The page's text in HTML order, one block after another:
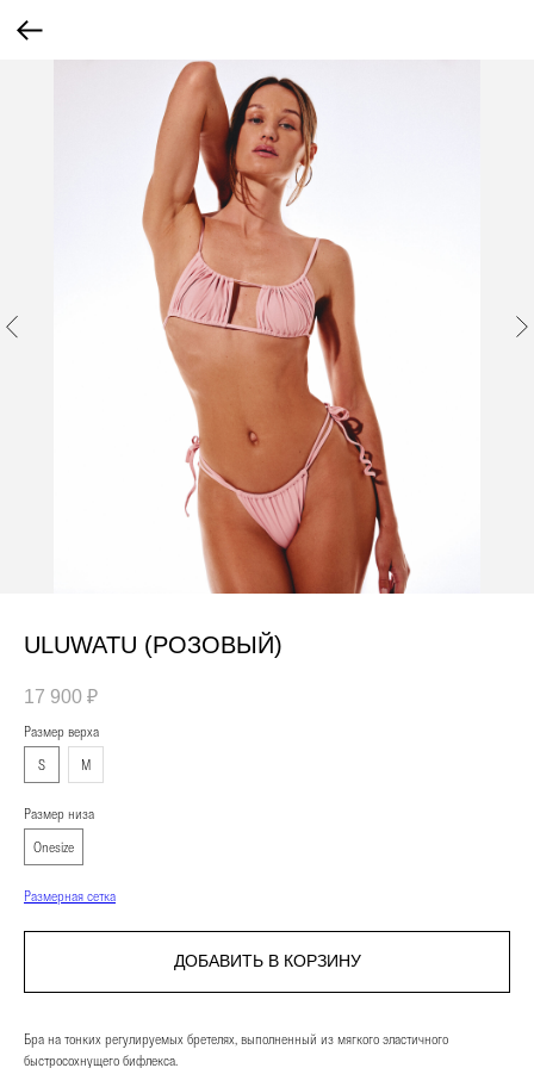
ULUWATU (РОЗОВЫЙ)
17 900 ₽
Размер верха
S
M
Размер низа
Onesize
Размерная сетка
ДОБАВИТЬ В КОРЗИНУ
Бра на тонких регулируемых бретелях, выполненный из мягкого эластичного
быстросохнущего бифлекса.